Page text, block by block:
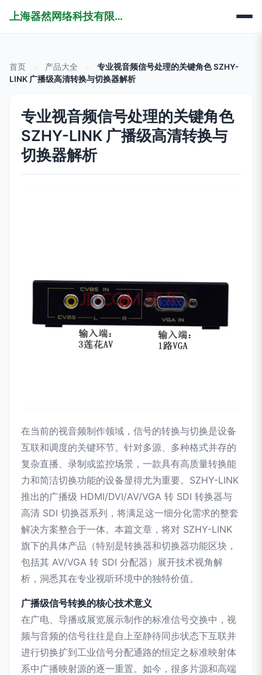
上海器然网络科技有限公司
首页 产品大全
专业视音频信号处理的关键角色 SZHY-
LINK 广播级高清转换与切换器解析
专业视音频信号处理的关键角色
SZHY-LINK 广播级高清转换与
切换器解析
在当前的视音频制作领域，信号的转换与切换是设备
互联和调度的关键环节。针对多源、多种格式并存的
复杂直播、录制或监控场景，一款具有高质量转换能
力和简洁切换功能的设备显得尤为重要。SZHY-LINK
推出的广播级 HDMI/DVI/AV/VGA 转 SDI 转换器与
高清 SDI 切换器系列，将满足这一细分化需求的整套
解决方案整合于一体。本篇文章，将对 SZHY-LINK
旗下的具体产品（特别是转换器和切换器功能区块，
包括其 AV/VGA 转 SDI 分配器）展开技术视角解
析，洞悉其在专业视听环境中的独特价值。
广播级信号转换的核心技术意义
在广电、导播或展览展示制作的标准信号交换中，视
频与音频的信号往往是自上至静待同步状态下互联并
进行切换扩到工业信号分配通路的恒定之标准映射体
系中广播映射源的逐一重置。如今，很多片源和高端